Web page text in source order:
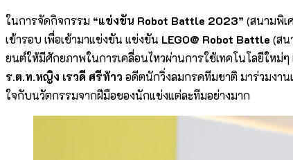
ในการจัดกิจกรรม “แข่งขัน Robot Battle 2023” (สนามพิเ
เข้ารอบ เพื่อเข้ามาแข่งขัน แข่งขัน LEGO@ Robot Battle (สน
ยนต์ให้มีศักยภาพในการเคลื่อนไหวผ่านการใช้เทคโนโลยีให
ร.ต.ท.หญิง เรวดี ศรีท้าว อดีตนักวิ่งลมกรดทีมชาติ มาร่วมงา
ใจกับนวัตกรรมจากฝีมือของนักแข่งแต่ละทีมอย่างมาก